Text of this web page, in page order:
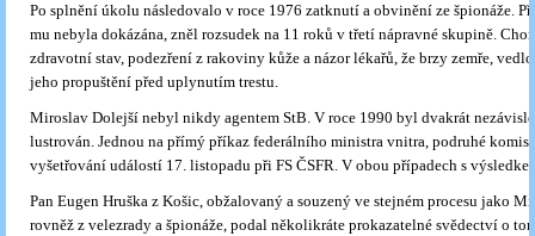
Po splnění úkolu následovalo v roce 1976 zatknutí a obvinění ze špionáže.
mu nebyla dokázána, zněl rozsudek na 11 roků v třetí nápravné skupině.
zdravotní stav, podezření z rakoviny kůže a názor lékařů, že brzy zemře,
jeho propuštění před uplynutím trestu.
Miroslav Dolejší nebyl nikdy agentem StB. V roce 1990 byl dvakrát nezávisle
lustrován. Jednou na přímý příkaz federálního ministra vnitra, podruhé
vyšetřování událostí 17. listopadu při FS ČSFR. V obou případech s
Pan Eugen Hruška z Košic, obžalovaný a souzený ve stejném procesu jako
rovněž z velezrady a špionáže, podal několikráte prokazatelné svědectví o